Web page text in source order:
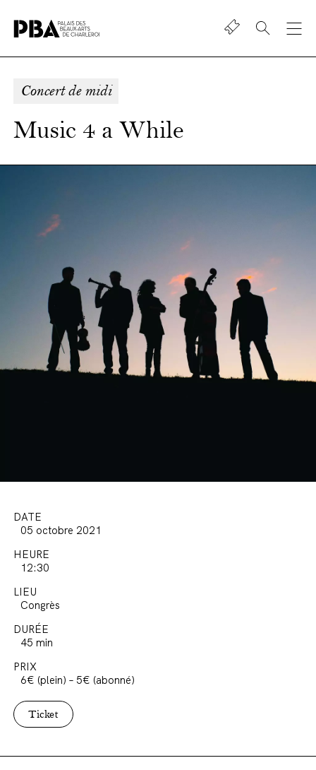
beaux-
de
Charleroi
Shop
Concert de midi
Music 4 a While
DATE
05 octobre 2021
HEURE
12:30
LIEU
Congrès
DURÉE
45 min
PRIX
6€ (plein) – 5€ (abonné)
Ticket